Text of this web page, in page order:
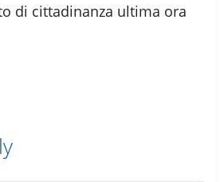
di cittadinanza ultima ora